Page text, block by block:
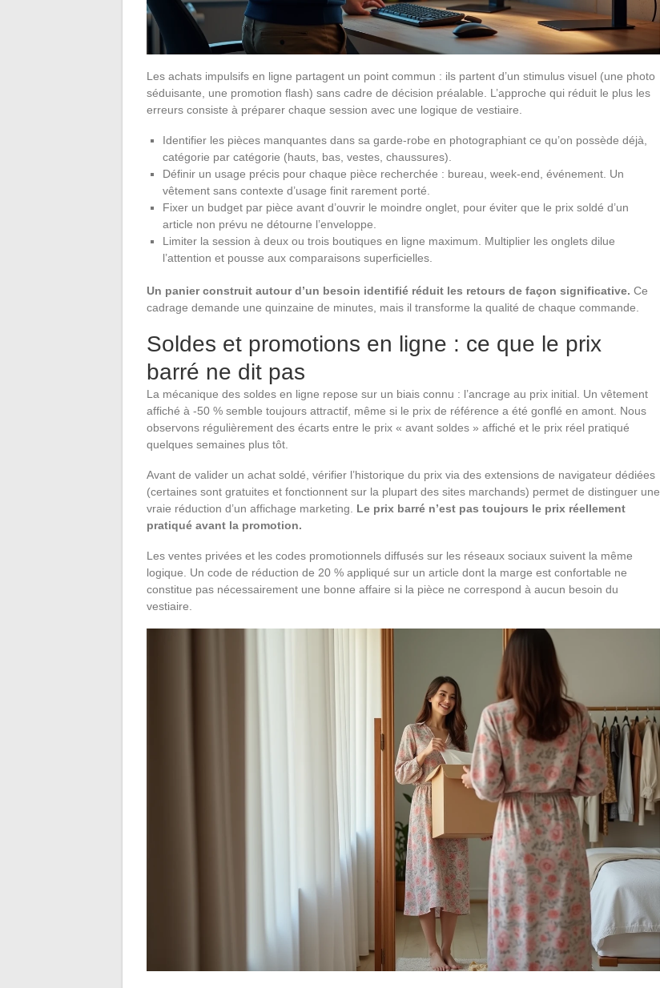
Les achats impulsifs en ligne partagent un point commun : ils partent d’un stimulus visuel (une photo
séduisante, une promotion flash) sans cadre de décision préalable. L’approche qui réduit le plus les
erreurs consiste à préparer chaque session avec une logique de vestiaire.
Identifier les pièces manquantes dans sa garde-robe en photographiant ce qu’on possède déjà,
catégorie par catégorie (hauts, bas, vestes, chaussures).
Définir un usage précis pour chaque pièce recherchée : bureau, week-end, événement. Un
vêtement sans contexte d’usage finit rarement porté.
Fixer un budget par pièce avant d’ouvrir le moindre onglet, pour éviter que le prix soldé d’un
article non prévu ne détourne l’enveloppe.
Limiter la session à deux ou trois boutiques en ligne maximum. Multiplier les onglets dilue
l’attention et pousse aux comparaisons superficielles.
Un panier construit autour d’un besoin identifié réduit les retours de façon significative. Ce
cadrage demande une quinzaine de minutes, mais il transforme la qualité de chaque commande.
Soldes et promotions en ligne : ce que le prix
barré ne dit pas
La mécanique des soldes en ligne repose sur un biais connu : l’ancrage au prix initial. Un vêtement
affiché à -50 % semble toujours attractif, même si le prix de référence a été gonflé en amont. Nous
observons régulièrement des écarts entre le prix « avant soldes » affiché et le prix réel pratiqué
quelques semaines plus tôt.
Avant de valider un achat soldé, vérifier l’historique du prix via des extensions de navigateur dédiées
(certaines sont gratuites et fonctionnent sur la plupart des sites marchands) permet de distinguer une
vraie réduction d’un affichage marketing. Le prix barré n’est pas toujours le prix réellement
pratiqué avant la promotion.
Les ventes privées et les codes promotionnels diffusés sur les réseaux sociaux suivent la même
logique. Un code de réduction de 20 % appliqué sur un article dont la marge est confortable ne
constitue pas nécessairement une bonne affaire si la pièce ne correspond à aucun besoin du
vestiaire.